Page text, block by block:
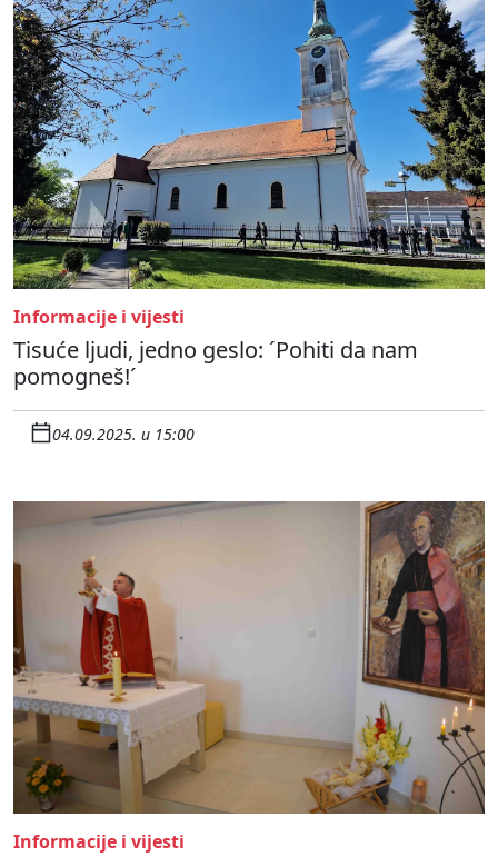
Informacije i vijesti
Tisuće ljudi, jedno geslo: ´Pohiti da nam
pomogneš!´
04.09.2025. u 15:00
Informacije i vijesti